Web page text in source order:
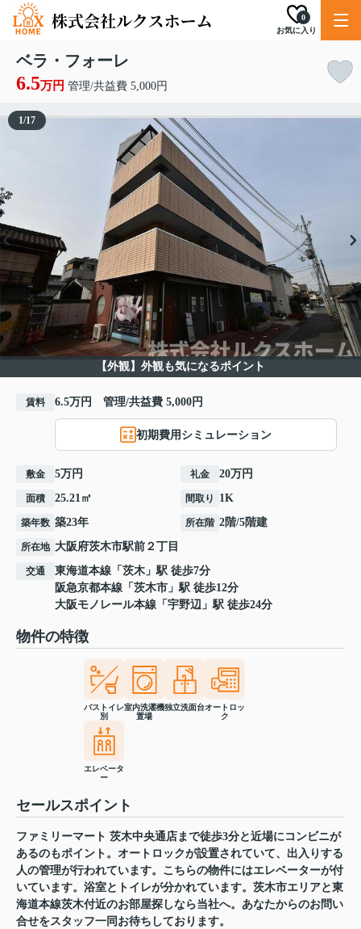
お気に入り
0
ベラ・フォーレ
6.5万円 管理/共益費 5,000円
【外観】外観も気になるポイント
1/17
賃料 6.5万円 管理/共益費 5,000円
初期費用シミュレーション
敷金 5万円 礼金 20万円
面積 25.21㎡ 間取り 1K
築年数 築23年 所在階 2階/5階建
所在地 大阪府茨木市駅前 ２丁目
交通 東海道本線 「 茨木 」駅 徒歩7分
阪急京都本線 「 茨木市 」駅 徒歩12分
大阪モノレール本線 「 宇野辺 」駅 徒歩24分
物件の特徴
バストイレ
別
室内洗濯機
置場
独立洗面台オートロッ
ク
エレベータ
ー
セールスポイント
ファミリーマート 茨木中央通店まで徒歩3分と近場にコンビニが
あるのもポイント。オートロックが設置されていて、出入りする
人の管理が行われています。こちらの物件にはエレベーターが付
いています。浴室とトイレが分かれています。茨木市エリアと東
海道本線茨木付近のお部屋探しなら当社へ。あなたからのお問い
合せをスタッフ一同お待ちしております。